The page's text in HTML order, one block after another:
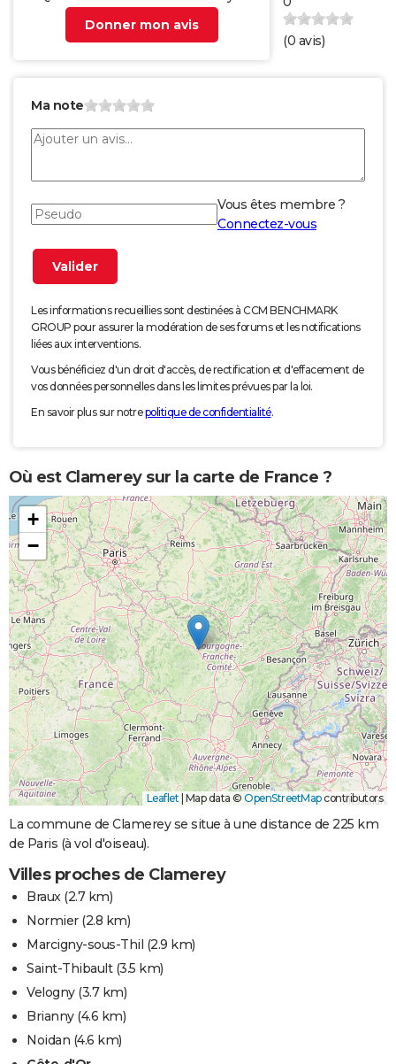
Donner mon avis
(0 avis)
Ma note
Vous êtes membre ?
Connectez-vous
Les informations recueillies sont destinées à CCM BENCHMARK
GROUP pour assurer la modération de ses forums et les notifications
liées aux interventions.
Vous bénéficiez d'un droit d'accès, de rectification et d'effacement de
vos données personnelles dans les limites prévues par la loi.
En savoir plus sur notrepolitique de confidentialité.
Où est Clamerey sur la carte de France ?
+
−
Leaflet Map data © OpenStreetMapcontributors
La commune de Clamerey se situe à une distance de 225 km
de Paris (à vol d'oiseau).
Villes proches de Clamerey
Braux(2.7 km)
Normier(2.8 km)
Marcigny-sous-Thil (2.9 km)
Saint-Thibault(3.5 km)
Velogny(3.7 km)
Brianny(4.6 km)
Noidan (4.6 km)